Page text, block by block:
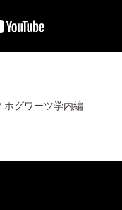
ホグワーツ学内編